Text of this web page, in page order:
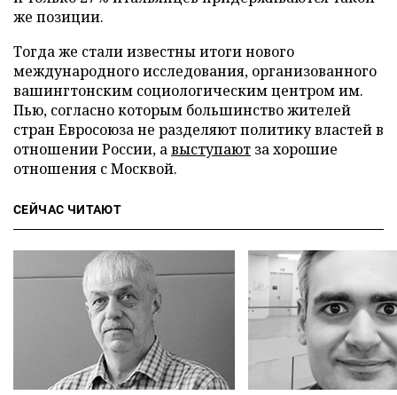
же позиции.
Тогда же стали известны итоги нового
международного исследования, организованного
вашингтонским социологическим центром им.
Пью, согласно которым большинство жителей
стран Евросоюза не разделяют политику властей в
отношении России, авыступают за хорошие
отношения с Москвой.
СЕЙЧАС ЧИТАЮТ